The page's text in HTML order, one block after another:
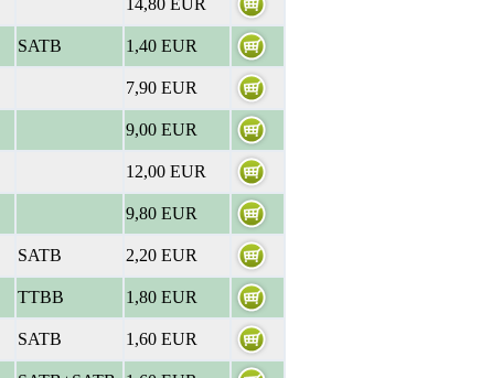
SATB
1,40 EUR
7,90 EUR
9,00 EUR
12,00 EUR
9,80 EUR
SATB
2,20 EUR
TTBB
1,80 EUR
SATB
1,60 EUR